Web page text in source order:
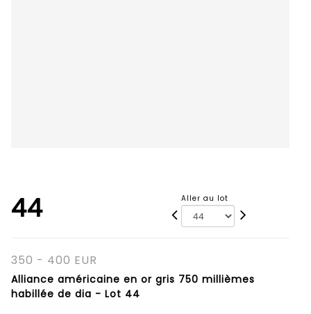
44 Aller au lot
350 - 400 EUR
Alliance américaine en or gris 750 millièmes
habillée de dia - Lot 44